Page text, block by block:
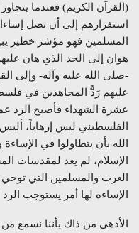
(القرآن الكريم) فعندما
استفزازهم إلى أن تصل
المسلمين فهو مؤشر خطير
هوان إلى الحد الذي هان
-صلى الله عليه وآله- وإلى
عليهم رَدُّ المجاهدين في
عشرة الشهداء فأصبح الرد
الفلسطيني ليس إرهاباً،
الله بأن يتطاولوا في
الإسلام، لم يعد لمقدسات
العرب والمسلمين التي توحي
الإساءة لها أمر يستوجب
الأدهى من ذاك بأننا نسمع